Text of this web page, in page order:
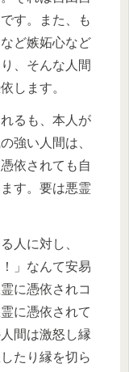
す。また、も
ど嫉妬心など
、そんな人間
します。
るも、本人が
強い人間は、
依されても自
す。要は悪霊
人に対し、
」なんて安易
に憑依されコ
に憑依されて
間は激怒し縁
たり縁を切ら